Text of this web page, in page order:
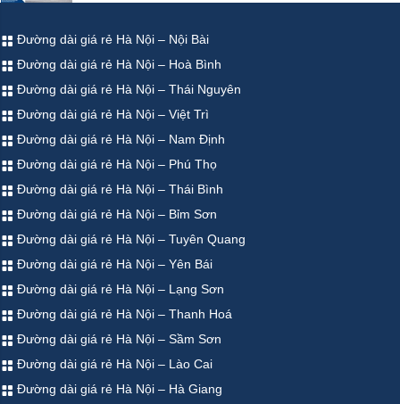
Đường dài giá rẻ Hà Nội – Nội Bài
Đường dài giá rẻ Hà Nội – Hoà Bình
Đường dài giá rẻ Hà Nội – Thái Nguyên
Đường dài giá rẻ Hà Nội – Việt Trì
Đường dài giá rẻ Hà Nội – Nam Định
Đường dài giá rẻ Hà Nội – Phú Thọ
Đường dài giá rẻ Hà Nội – Thái Bình
Đường dài giá rẻ Hà Nội – Bỉm Sơn
Đường dài giá rẻ Hà Nội – Tuyên Quang
Đường dài giá rẻ Hà Nội – Yên Bái
Đường dài giá rẻ Hà Nội – Lạng Sơn
Đường dài giá rẻ Hà Nội – Thanh Hoá
Đường dài giá rẻ Hà Nội – Sầm Sơn
Đường dài giá rẻ Hà Nội – Lào Cai
Đường dài giá rẻ Hà Nội – Hà Giang